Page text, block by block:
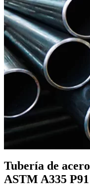
Tubería de
ASTM A335 P91